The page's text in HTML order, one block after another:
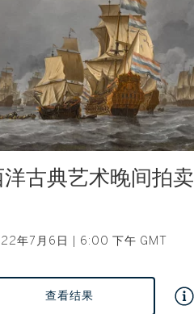
auction
古典艺术晚间拍卖
年7月6日 | 6:00 下午 GMT
查看结果